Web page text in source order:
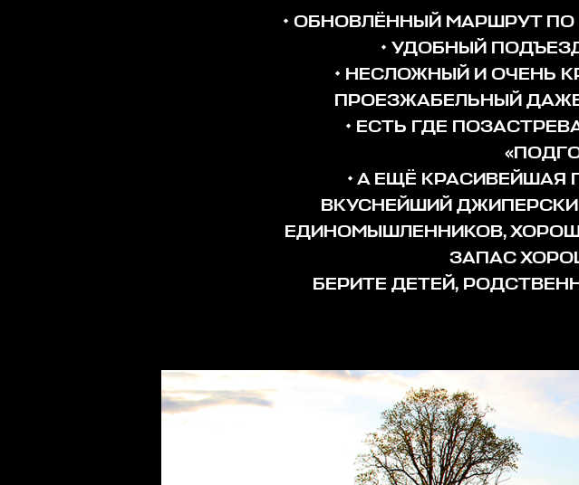
• ОБНОВЛЁННЫЙ МАРШРУТ
• УДОБНЫЙ
• НЕСЛОЖНЫЙ И ОЧЕНЬ
ПРОЕЗЖАБЕЛЬНЫЙ
• ЕСТЬ ГДЕ
• А ЕЩЁ КРАСИВЕЙШАЯ
ВКУСНЕЙШИЙ
ЕДИНОМЫШЛЕННИКОВ,
ЗАПАС
БЕРИТЕ ДЕТЕЙ,